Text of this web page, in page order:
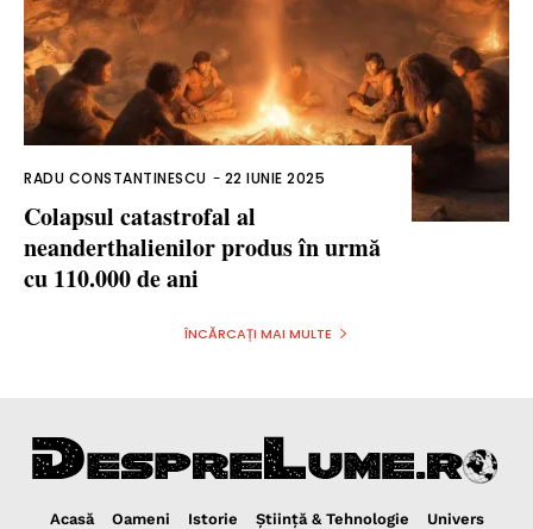
RADU CONSTANTINESCU - 22 IUNIE 2025
Colapsul catastrofal al
neanderthalienilor produs în urmă
cu 110.000 de ani
ÎNCĂRCAȚI MAI MULTE
Acasă Oameni Istorie Ştiinţă & Tehnologie Univers